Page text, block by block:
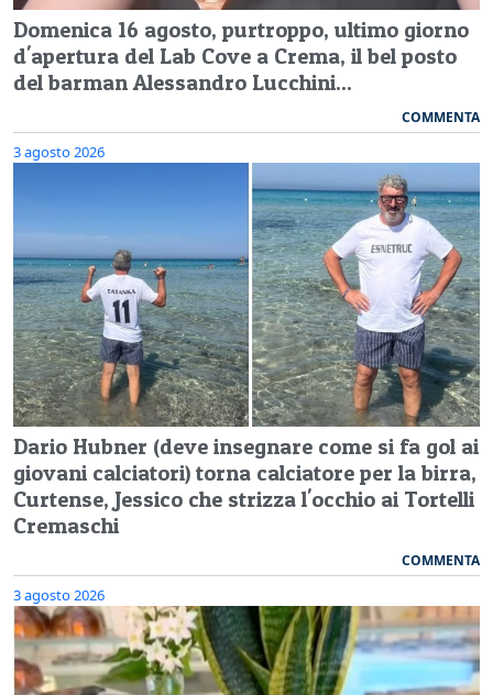
Domenica 16 agosto, purtroppo, ultimo giorno
d'apertura del Lab Cove a Crema, il bel posto
del barman Alessandro Lucchini...
COMMENTA
3 agosto 2026
Dario Hubner (deve insegnare come si fa gol ai
giovani calciatori) torna calciatore per la birra,
Curtense, Jessico che strizza l'occhio ai Tortelli
Cremaschi
COMMENTA
3 agosto 2026